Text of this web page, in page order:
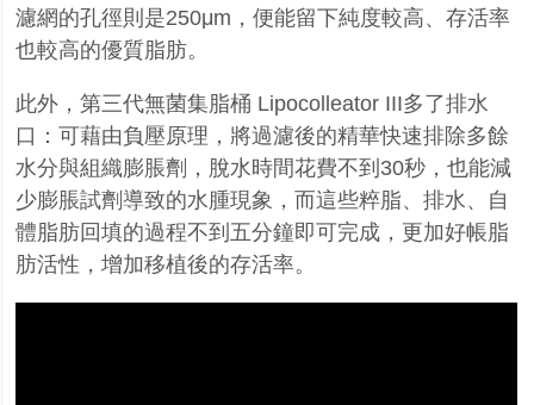
濾網的孔徑則是250μm，便能留下純度較高、存活率
也較高的優質脂肪。
此外，第三代無菌集脂桶 Lipocolleator III多了排水
口：可藉由負壓原理，將過濾後的精華快速排除多餘
水分與組織膨脹劑，脫水時間花費不到30秒，也能減
少膨脹試劑導致的水腫現象，而這些粹脂、排水、自
體脂肪回填的過程不到五分鐘即可完成，更加好帳脂
肪活性，增加移植後的存活率。